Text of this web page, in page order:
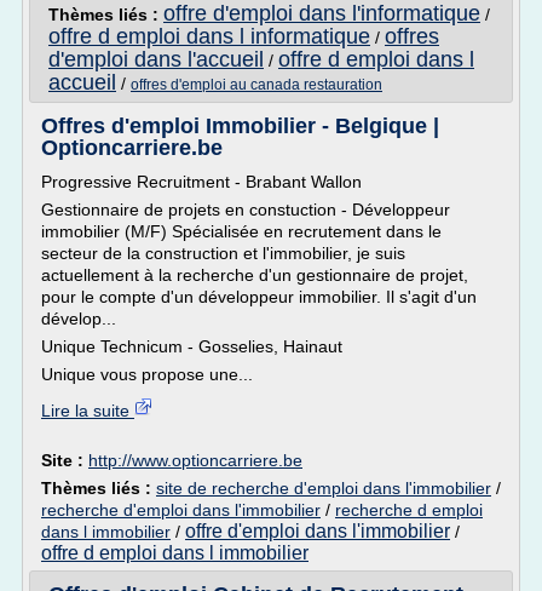
Thèmes liés : offre d'emploi dans l'informatique /
offre d emploi dans l informatique / offres
d'emploi dans l'accueil / offre d emploi dans l
accueil / offres d'emploi au canada restauration
Offres d'emploi Immobilier - Belgique |
Optioncarriere.be
Progressive Recruitment - Brabant Wallon
Gestionnaire de projets en constuction - Développeur
immobilier (M/F) Spécialisée en recrutement dans le
secteur de la construction et l'immobilier, je suis
actuellement à la recherche d'un gestionnaire de projet,
pour le compte d'un développeur immobilier. Il s'agit d'un
dévelop...
Unique Technicum - Gosselies, Hainaut
Unique vous propose une...
Lire la suite
Site : http://www.optioncarriere.be
Thèmes liés : site de recherche d'emploi dans l'immobilier /
recherche d'emploi dans l'immobilier / recherche d emploi
dans l immobilier / offre d'emploi dans l'immobilier /
offre d emploi dans l immobilier